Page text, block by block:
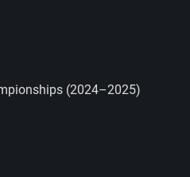
(2024–2025)